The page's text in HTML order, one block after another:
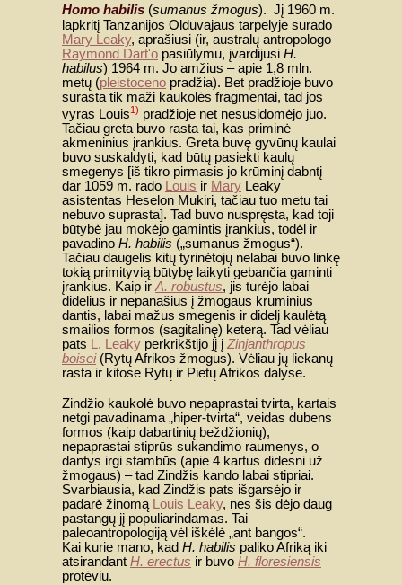
Homo habilis (sumanus žmogus). Jį 1960 m.
lapkritį Tanzanijos Olduvajaus tarpelyje surado
Mary Leaky, aprašiusi (ir, australų antropologo
Raymond Dart'o pasiūlymu, įvardijusi H.
habilus) 1964 m. Jo amžius – apie 1,8 mln.
metų (pleistoceno pradžia). Bet pradžioje buvo
surasta tik maži kaukolės fragmentai, tad jos
vyras Louis1) pradžioje net nesusidomėjo juo.
Tačiau greta buvo rasta tai, kas priminė
akmeninius įrankius. Greta buvę gyvūnų kaulai
buvo suskaldyti, kad būtų pasiekti kaulų
smegenys [iš tikro pirmasis jo krūminį dabntį
dar 1059 m. rado Louis ir Mary Leaky
asistentas Heselon Mukiri, tačiau tuo metu tai
nebuvo suprasta]. Tad buvo nuspręsta, kad toji
būtybė jau mokėjo gamintis įrankius, todėl ir
pavadino H. habilis („sumanus žmogus“).
Tačiau daugelis kitų tyrinėtojų nelabai buvo linkę
tokią primityvią būtybę laikyti gebančia gaminti
įrankius. Kaip ir A. robustus, jis turėjo labai
didelius ir nepanašius į žmogaus krūminius
dantis, labai mažus smegenis ir didelį kaulėtą
smailios formos (sagitalinę) keterą. Tad vėliau
pats L. Leaky perkrikštijo jį į Zinjanthropus
boisei(Rytų Afrikos žmogus). Vėliau jų liekanų
rasta ir kitose Rytų ir Pietų Afrikos dalyse.
Zindžio kaukolė buvo nepaprastai tvirta, kartais
netgi pavadinama „hiper-tvirta“, veidas dubens
formos (kaip dabartinių beždžionių),
nepaprastai stiprūs sukandimo raumenys, o
dantys irgi stambūs (apie 4 kartus didesni už
žmogaus) – tad Zindžis kando labai stipriai.
Svarbiausia, kad Zindžis pats išgarsėjo ir
padarė žinomą
Louis Leaky, nes šis dėjo daug
pastangų jį populiarindamas. Tai
paleoantropologiją vėl iškėlė „ant bangos“.
Kai kurie mano, kad H. habilis paliko Afriką iki
atsirandant H. erectus ir buvo H. floresiensis
protėviu.